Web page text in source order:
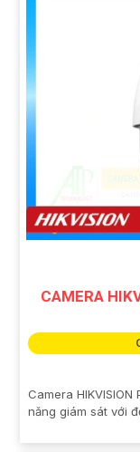
CAMERA
Camera HIKVISION
năng giám sát với